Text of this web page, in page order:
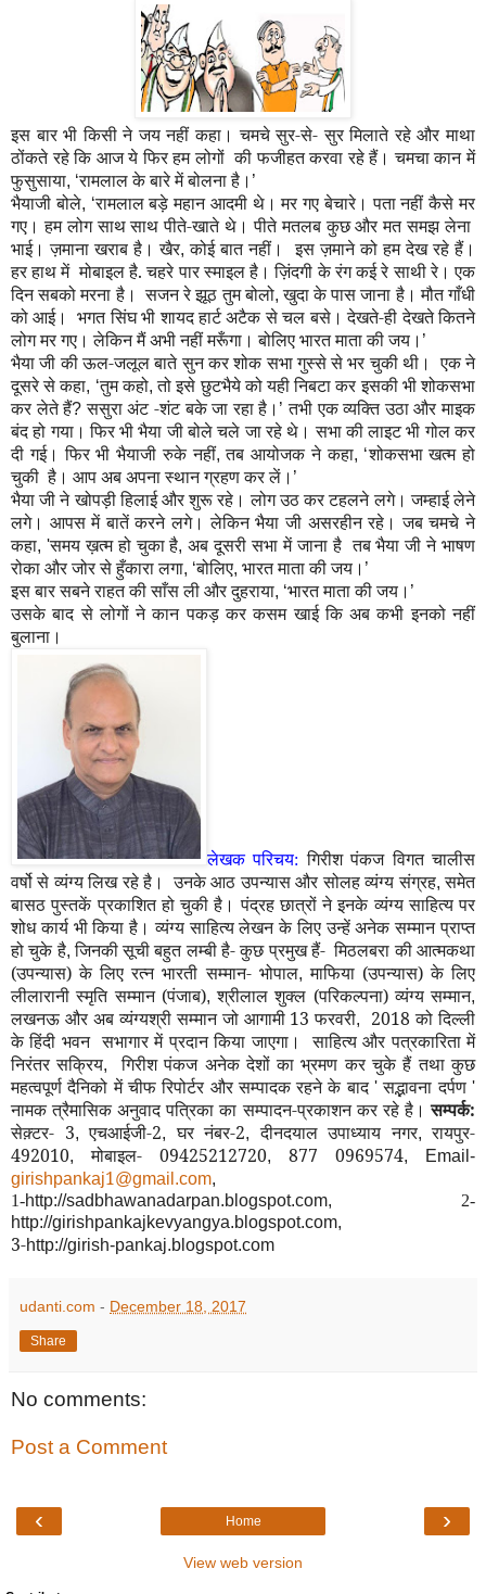
इस बार भी किसी ने जय नहीं कहा। चमचे सुर-से- सुर मिलाते रहे और माथा
ठोंकते रहे कि आज ये फिर हम लोगों की फजीहत करवा रहे हैं। चमचा कान में
फुसुसाया, ‘रामलाल के बारे में बोलना है। ’
भैयाजी बोले, ‘रामलाल बड़े महान आदमी थे। मर गए बेचारे। पता नहीं कैसे मर
गए। हम लोग साथ साथ पीते-खाते थे। पीते मतलब कुछ और मत समझ लेना
भाई।ज़माना खराब है। खैर,कोई बात नहीं। इसज़माने को हम देख रहे हैं।
हर हाथ में मोबाइल है. चहरे पार स्माइल है। ज़िंदगी के रंग कई रे साथी रे। एक
दिन सबको मरना है। सजन रे झूठ तुम बोलो,खुदा के पास जाना है। मौत गाँधी
को आई। भगत सिंघ भी शायद हार्ट अटैक से चल बसे। देखते-ही देखते कितने
लोग मर गए। लेकिन मैं अभी नहीं मरूँगा। बोलिए भारत माता की जय। ’
भैया जी की ऊल-जलूल बाते सुन कर शोक सभा गुस्से से भर चुकी थी। एक ने
दूसरे से कहा, ‘तुम कहो,तो इसे छुटभैये को यही निबटा कर इसकी भी शोकसभा
कर लेते हैं?ससुरा अंट -शंट बके जा रहा है। ’तभी एक व्यक्ति उठा और माइक
बंद हो गया। फिर भी भैया जी बोले चले जा रहे थे। सभा की लाइट भी गोल कर
दी गई। फिर भी भैयाजी रुके नहीं,तब आयोजक ने कहा, ‘शोकसभा खत्म हो
चुकी है। आप अब अपना स्थान ग्रहण कर लें। ’
भैया जी ने खोपड़ी हिलाई और शुरू रहे। लोग उठ कर टहलने लगे। जम्हाई लेने
लगे। आपस में बातें करने लगे। लेकिन भैया जी असरहीन रहे। जब चमचे ने
कहा, 'समय ख़त्म हो चुका है,अब दूसरी सभा में जाना है तब भैया जी ने भाषण
रोका और जोर से हुँकारा लगा, ‘बोलिए, भारत माता की जय। ’
इस बार सबने राहत की साँस ली और दुहराया, ‘भारत माता की जय। ’
उसके बाद से लोगों ने कान पकड़ कर कसम खाई कि अब कभी इनको नहीं
बुलाना।
लेखक परिचय: गिरीश पंकज विगत चालीस
वर्षो से व्यंग्य लिख रहे है।
उनके आठ उपन्यास और सोलह व्यंग्य संग्रह,समेत
बासठ पुस्तकें प्रकाशित हो चुकी है। पंद्रह छात्रों ने इनके व्यंग्य साहित्य पर
शोध कार्य भी किया है। व्यंग्य साहित्य लेखन के लिए उन्हें अनेक सम्मान प्राप्त
हो चुके है,जिनकी सूची बहुत लम्बी है- कुछ प्रमुख हैं- मिठलबरा की आत्मकथा
(उपन्यास) के लिए रत्न भारती सम्मान- भोपाल,माफिया (उपन्यास) के लिए
लीलारानी स्मृति सम्मान (पंजाब),श्रीलाल शुक्ल (परिकल्पना) व्यंग्य सम्मान,
लखनऊ और अब व्यंग्यश्री सम्मान जो आगामी 13 फरवरी, 2018 को दिल्ली
के हिंदी भवन सभागार में प्रदान किया जाएगा। साहित्य और पत्रकारिता में
निरंतर सक्रिय,गिरीश पंकज अनेक देशों का भ्रमण कर चुके हैं तथा कुछ
महत्वपूर्ण दैनिको में चीफ रिपोर्टर और सम्पादक रहने के बाद'सद्भावना दर्पण'
नामक त्रैमासिक अनुवाद पत्रिका का सम्पादन-प्रकाशन कर रहे है।सम्पर्क:
सेक़्टर- 3,एचआईजी-2,घर नंबर-2,दीनदयाल उपाध्याय नगर,रायपुर-
492010,मोबाइल- 09425212720, 877 0969574, Email-
girishpankaj1@gmail.com,
1-http://sadbhawanadarpan.blogspot.com, 2-
http://girishpankajkevyangya.blogspot.com,
3-http://girish-pankaj.blogspot.com
udanti.com - December 18, 2017
Share
No comments:
Post a Comment
‹ ›
Home
View web version